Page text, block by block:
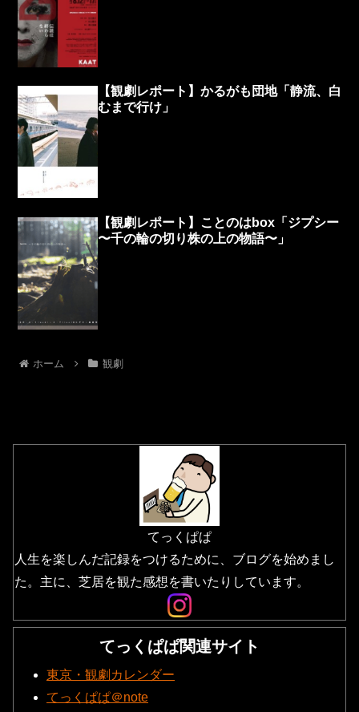
【観劇レポート】かるがも団地「静流、白
むまで行け」
【観劇レポート】ことのはbox「ジプシー
〜千の輪の切り株の上の物語〜」
ホーム 観劇
てっくぱぱ
人生を楽しんだ記録をつけるために、ブログを始めまし
た。主に、芝居を観た感想を書いたりしています。
てっくぱぱ関連サイト
東京・観劇カレンダー
てっくぱぱ＠note